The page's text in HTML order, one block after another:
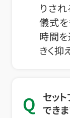
りさ
儀式
時間を
きく抑
Q
セッ
でき